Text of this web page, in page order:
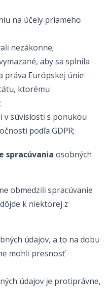
na účely priameho
nezákonne;
aby sa splnila
práva Európskej únie
ktorému
v súvislosti s ponukou
podľa GDPR;
spracúvania osobných
obmedzili spracúvanie
k niektorej z
údajov, a to na dobu
mohli presnosť
údajov je protiprávne,